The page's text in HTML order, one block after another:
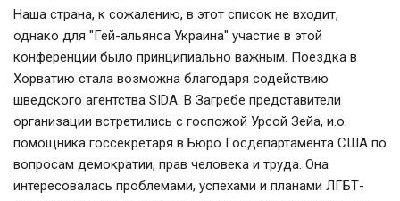
Наша страна, к сожалению, в этот список не входит,
однако для "Гей-альянса Украина" участие в этой
конференции было принципиально важным. Поездка в
Хорватию стала возможна благодаря содействию
шведского агентства SIDA. В Загребе представители
организации встретились с госпожой Урсой Зейа, и.о.
помощника госсекретаря в Бюро Госдепартамента США по
вопросам демократии, прав человека и труда. Она
интересовалась проблемами, успехами и планами ЛГБТ-